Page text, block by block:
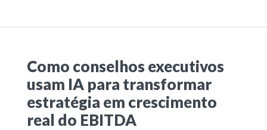
Como conselhos executivos
usam IA para transformar
estratégia em crescimento
real do EBITDA